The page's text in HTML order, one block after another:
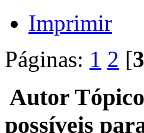
Imprimir
Páginas: 1 2 [3
Autor
possíveis